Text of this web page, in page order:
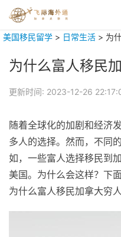
美国移民留学 > 日常生活 > 为
为什么富人移民
更新时间: 2023-12-26
随着全球化的加剧和经济
多人的选择。然而，不同
如，一些富人选择移民到
美国。为什么会这样？下
为什么富人移民加拿大穷